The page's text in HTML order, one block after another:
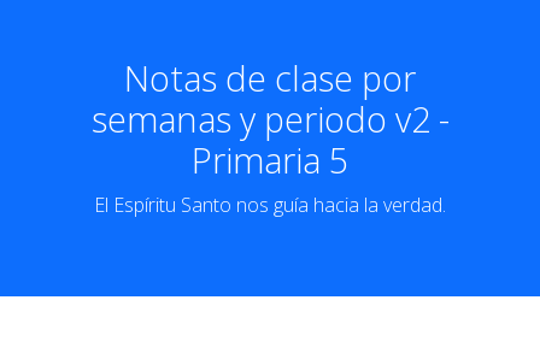
Notas de clase por
semanas y periodo v2 -
Primaria 5
El Espíritu Santo nos guía hacia la verdad.